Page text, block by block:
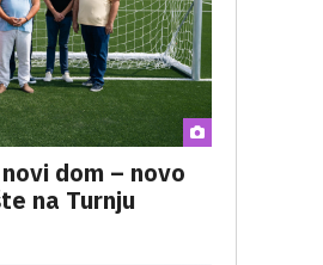
dom – novo
na Turnju